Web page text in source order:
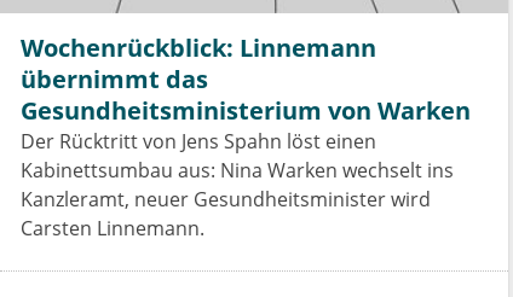
Wochenrückblick: Linnemann
übernimmt das
Gesundheitsministerium von Warken
Der Rücktritt von Jens Spahn löst einen
Kabinettsumbau aus: Nina Warken wechselt ins
Kanzleramt, neuer Gesundheitsminister wird
Carsten Linnemann.